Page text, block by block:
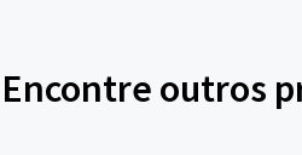
Encontre outros